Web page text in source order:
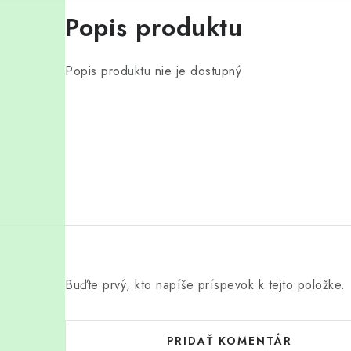
Popis produktu
Popis produktu nie je dostupný
Buďte prvý, kto napíše príspevok k tejto položke.
PRIDAŤ KOMENTÁR